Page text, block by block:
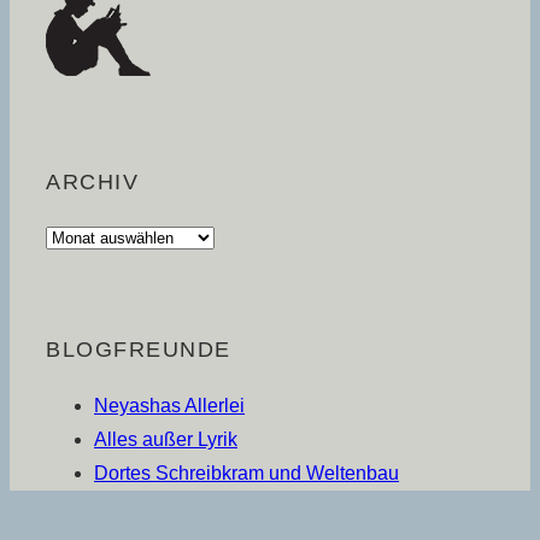
ARCHIV
Archiv
BLOGFREUNDE
Neyashas Allerlei
Alles außer Lyrik
Dortes Schreibkram und Weltenbau